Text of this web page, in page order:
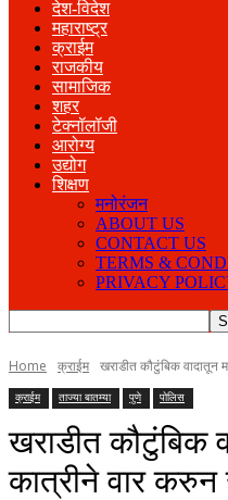
देश-विदेश
महाराष्ट्र
क्राईम
राजकीय
सामाजिक
शहर
टेक्नॉलॉजी
आरोग्य
उद्योग
शिक्षण
मनोरंजन
ABOUT US
CONTACT US
TERMS &
PRIVACY
Home क्राईम खराडीत कौटुंबिक वादातून
क्राईम ताज्या बातम्या पुणे पोलिस
खराडीत कौटुंबिक
कात्रीने वार